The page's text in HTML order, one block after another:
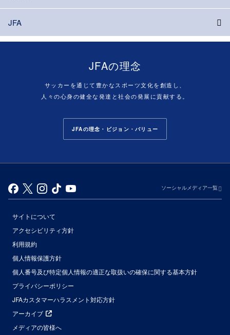
JFA
JFAの理念
サッカーを通じて豊かなスポーツ文化を創造し、
人々の心身の健全な発達と社会の発展に貢献する。
JFAの理念・ビジョン・バリュー
ソーシャルメディア一覧
サイトについて
アクセシビリティ方針
利用規約
個人情報保護方針
個人番号及び特定個人情報の適正な取扱いの確保に関する基本方針
プライバシーポリシー
JFAカスタマーハラスメント対応方針
アーカイブ
メディアの皆様へ